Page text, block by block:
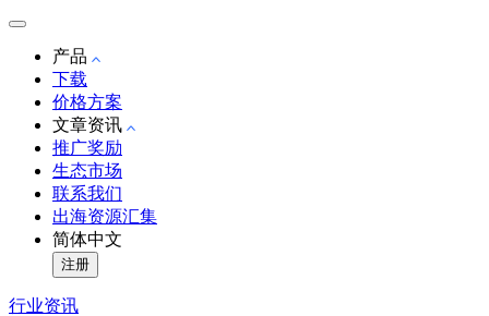
产品
下载
价格方案
文章资讯
推广奖励
生态市场
联系我们
出海资源汇集
简体中文
注册
行业资讯